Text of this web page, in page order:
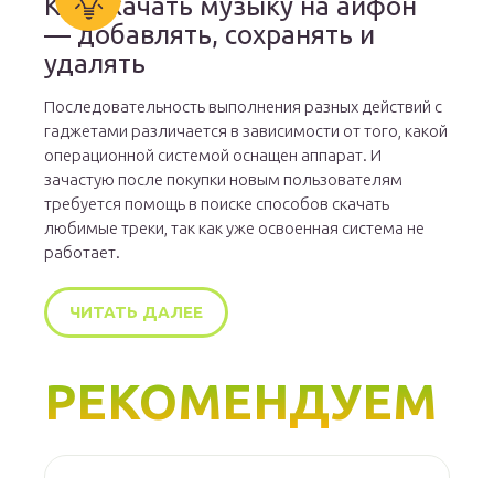
Как скачать музыку на айфон
— добавлять, сохранять и
удалять
Последовательность выполнения разных действий с
гаджетами различается в зависимости от того, какой
операционной системой оснащен аппарат. И
зачастую после покупки новым пользователям
требуется помощь в поиске способов скачать
любимые треки, так как уже освоенная система не
работает.
ЧИТАТЬ ДАЛЕЕ
РЕКОМЕНДУЕМ